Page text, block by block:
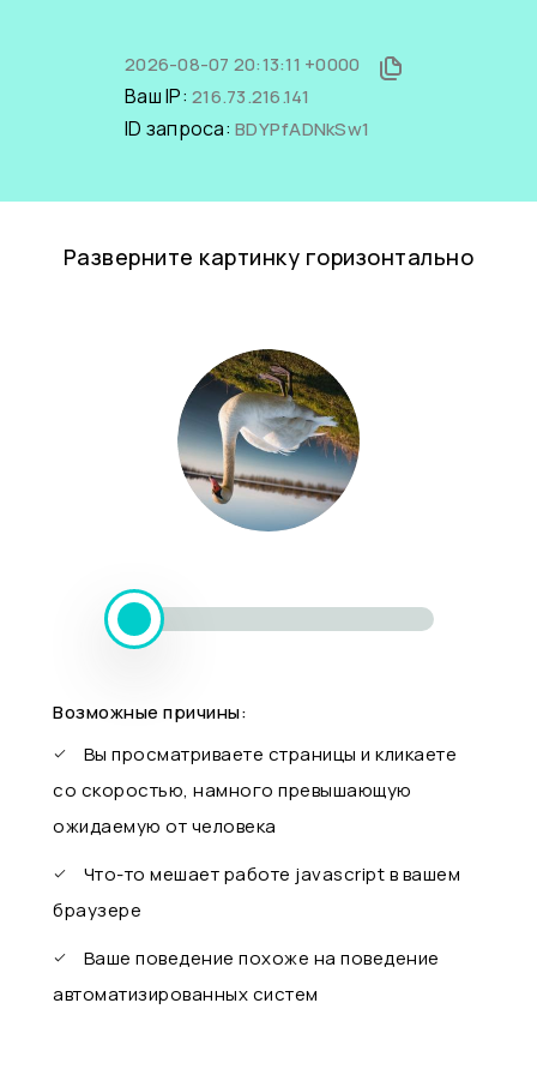
2026-08-07 20:13:11 +0000
Ваш IP: 216.73.216.141
ID запроса: BDYPfADNkSw1
Разверните картинку горизонтально
Возможные причины:
Вы просматриваете страницы и кликаете
со скоростью, намного превышающую
ожидаемую от человека
Что-то мешает работе javascript в вашем
браузере
Ваше поведение похоже на поведение
автоматизированных систем